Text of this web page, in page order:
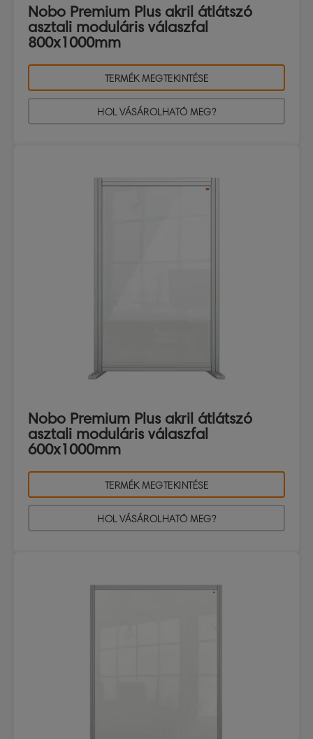
Nobo Premium Plus akril átlátszó
asztali moduláris válaszfal
800x1000mm
TERMÉK MEGTEKINTÉSE
HOL VÁSÁROLHATÓ MEG?
Nobo Premium Plus akril átlátszó
asztali moduláris válaszfal
600x1000mm
TERMÉK MEGTEKINTÉSE
HOL VÁSÁROLHATÓ MEG?